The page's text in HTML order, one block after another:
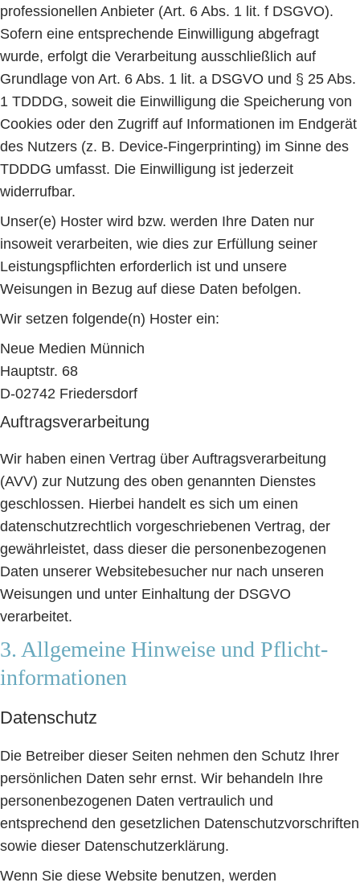
professionellen Anbieter (Art. 6 Abs. 1 lit. f DSGVO).
Sofern eine entsprechende Einwilligung abgefragt
wurde, erfolgt die Verarbeitung ausschließlich auf
Grundlage von Art. 6 Abs. 1 lit. a DSGVO und § 25 Abs.
1 TDDDG, soweit die Einwilligung die Speicherung von
Cookies oder den Zugriff auf Informationen im Endgerät
des Nutzers (z. B. Device-Fingerprinting) im Sinne des
TDDDG umfasst. Die Einwilligung ist jederzeit
widerrufbar.
Unser(e) Hoster wird bzw. werden Ihre Daten nur
insoweit verarbeiten, wie dies zur Erfüllung seiner
Leistungspflichten erforderlich ist und unsere
Weisungen in Bezug auf diese Daten befolgen.
Wir setzen folgende(n) Hoster ein:
Neue Medien Münnich
Hauptstr. 68
D-02742 Friedersdorf
Auftragsverarbeitung
Wir haben einen Vertrag über Auftragsverarbeitung
(AVV) zur Nutzung des oben genannten Dienstes
geschlossen. Hierbei handelt es sich um einen
datenschutzrechtlich vorgeschriebenen Vertrag, der
gewährleistet, dass dieser die personenbezogenen
Daten unserer Websitebesucher nur nach unseren
Weisungen und unter Einhaltung der DSGVO
verarbeitet.
3. Allgemeine Hinweise und Pflicht­
informationen
Datenschutz
Die Betreiber dieser Seiten nehmen den Schutz Ihrer
persönlichen Daten sehr ernst. Wir behandeln Ihre
personenbezogenen Daten vertraulich und
entsprechend den gesetzlichen Datenschutzvorschriften
sowie dieser Datenschutzerklärung.
Wenn Sie diese Website benutzen, werden